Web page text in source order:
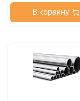
В корзину